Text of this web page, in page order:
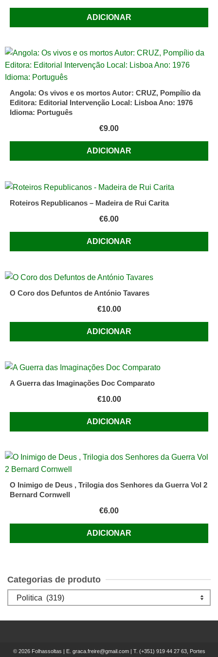
ADICIONAR
Angola: Os vivos e os mortos Autor: CRUZ, Pompílio da
Editora: Editorial Intervenção Local: Lisboa Ano: 1976
Idioma: Português
€9.00
ADICIONAR
Roteiros Republicanos – Madeira de Rui Carita
€6.00
ADICIONAR
O Coro dos Defuntos de António Tavares
€10.00
ADICIONAR
A Guerra das Imaginações Doc Comparato
€10.00
ADICIONAR
O Inimigo de Deus , Trilogia dos Senhores da Guerra Vol 2
Bernard Cornwell
€6.00
ADICIONAR
Categorias de produto
© 2026 Folhassoltas | E. graca.freire@gmail.com| T. (+351) 919 44 27 63, Portes